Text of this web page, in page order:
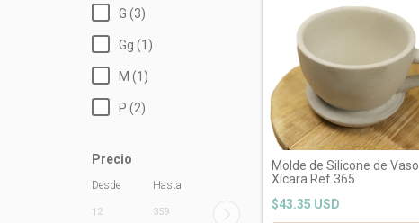
G (3)
Gg (1)
M (1)
P (2)
Precio
Desde Hasta
Molde de Silicone de Vaso
Xícara Ref 365
$43.35 USD